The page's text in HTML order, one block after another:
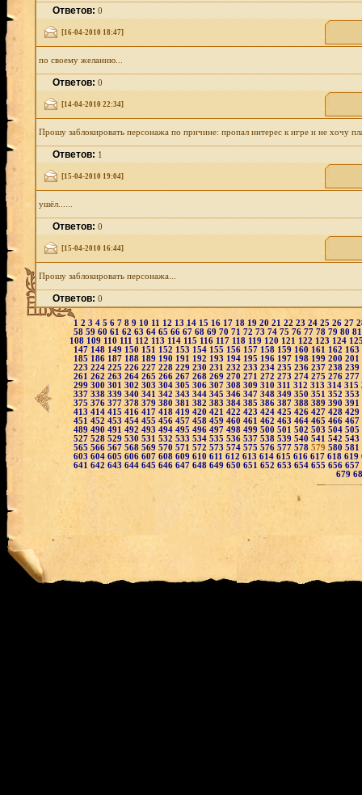
Ответов:0
[16-04-2010 18:47]
по своему желанию...
Ответов:0
[14-04-2010 22:34]
Прошу заблокировать персонажа по причине: пропал интерес к игре и не хочу
Ответов:1
[15-04-2010 19:04]
ушёл......
Ответов:0
[15-04-2010 16:44]
Прошу заблокировать персонажа...
Ответов:0
1 2 3 4 5 6 7 8 9 10 11 12 1314 15 16 17 18 19 20 21 22 23 24 25 26 27
58 59 60 61 62 63 64 65 66 67 68 69 70 71 72 73 74 75 76 77 78 79 80
108 109 110 111 112 113 114 115 116 117 118 119 120 121 122 123 124
147 148 149 150 151 152 153 154 155 156 157 158 159 160 161 162 163
185 186 187 188 189 190 191 192 193 194 195 196 197 198 199 200 201
223 224 225 226 227 228 229 230 231 232 233 234 235 236 237 238 239
261 262 263 264 265 266 267 268 269 270 271 272 273 274 275 276 277
299 300 301 302 303 304 305 306 307 308 309 310 311 312 313 314 315
337 338 339 340 341 342 343 344 345 346 347 348 349 350 351 352 353
375 376 377 378 379 380 381 382 383 384 385 386 387 388 389 390 391
413 414 415 416 417 418 419 420 421 422 423 424 425 426 427 428 429
451 452 453 454 455 456 457 458 459 460 461 462 463 464 465 466 467
489 490 491 492 493 494 495 496 497 498 499 500 501 502 503 504 505
527 528 529 530 531 532 533 534 535 536 537 538 539 540 541 542 543
565 566 567 568 569 570 571 572 573 574 575 576 577 578 579 580 581
603 604 605 606 607 608 609 610 611 612 613 614 615 616 617 618 619
641 642 643 644 645 646 647 648 649 650 651 652 653 654 655 656 657
679